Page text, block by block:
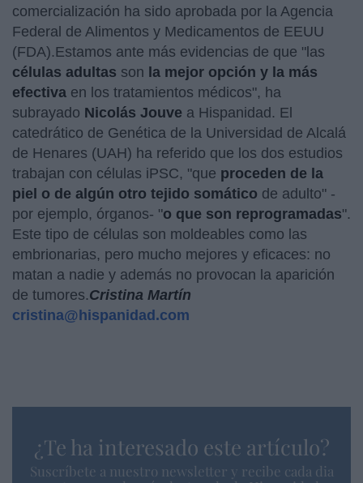
comercialización ha sido aprobada por la Agencia
Federal de Alimentos y Medicamentos de EEUU
(FDA).Estamos ante más evidencias de que "las
células adultas son la mejor opción y la más
efectiva en los tratamientos médicos", ha
subrayado Nicolás Jouve a Hispanidad. El
catedrático de Genética de la Universidad de Alcalá
de Henares (UAH) ha referido que los dos estudios
trabajan con células iPSC, "que proceden de la
piel o de algún otro tejido somático de adulto" -
por ejemplo, órganos- "o que son reprogramadas".
Este tipo de células son moldeables como las
embrionarias, pero mucho mejores y eficaces: no
matan a nadie y además no provocan la aparición
de tumores.Cristina Martín
cristina@hispanidad.com
¿Te ha interesado este artículo?
Suscríbete a nuestro newsletter y recibe cada dia